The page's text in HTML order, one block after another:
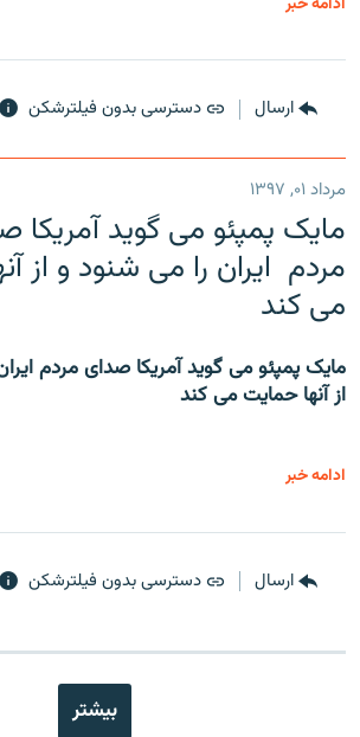
ارسال دسترسی بدون فیلترشکن
مرداد ۰۱, ۱۳۹۷
مایک پمپئو می گوید آمریکا
مردم ایران را می شنود و از
می کند
مایک پمپئو می گوید آمریکا صدای مردم
از آنها حمایت می کند
ادامه خبر
ارسال دسترسی بدون فیلترشکن
بیشتر